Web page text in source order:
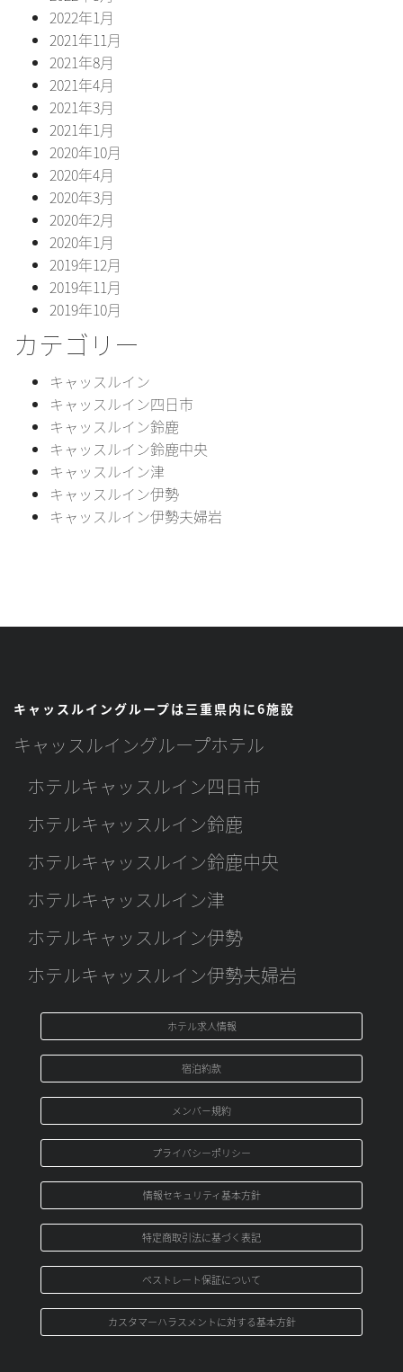
2022年1月
2021年11月
2021年8月
2021年4月
2021年3月
2021年1月
2020年10月
2020年4月
2020年3月
2020年2月
2020年1月
2019年12月
2019年11月
2019年10月
カテゴリー
キャッスルイン
キャッスルイン四日市
キャッスルイン鈴鹿
キャッスルイン鈴鹿中央
キャッスルイン津
キャッスルイン伊勢
キャッスルイン伊勢夫婦岩
キャッスルイングループは三重県内に6施設
キャッスルイングループホテル
ホテルキャッスルイン四日市
ホテルキャッスルイン鈴鹿
ホテルキャッスルイン鈴鹿中央
ホテルキャッスルイン津
ホテルキャッスルイン伊勢
ホテルキャッスルイン伊勢夫婦岩
ホテル求人情報
宿泊約款
メンバ－規約
プライバシーポリシー
情報セキュリティ基本方針
特定商取引法に基づく表記
ベストレート保証について
カスタマーハラスメントに対する基本方針